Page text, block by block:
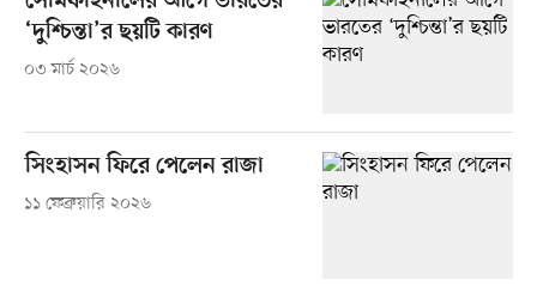
‘দুশ্চিন্তা’র ছয়টি কারণ
০৩ মার্চ ২০২৬
সিংহাসন ফিরে পেলেন রাজা
১১ ফেব্রুয়ারি ২০২৬